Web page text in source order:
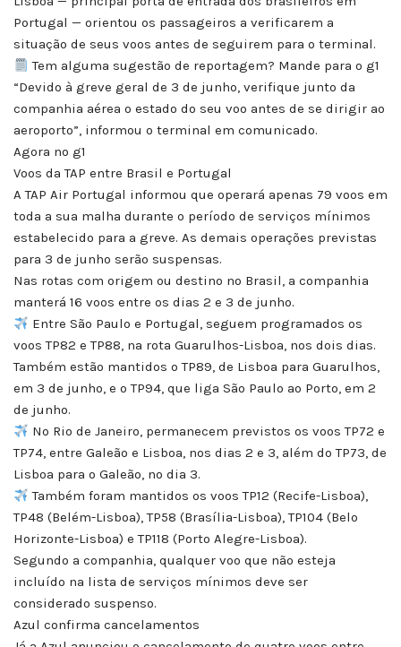
Portugal — orientou os passageiros a verificarem a
situação de seus voos antes de seguirem para o terminal.
Tem alguma sugestão de reportagem? Mande para o g1
“Devido à greve geral de 3 de junho, verifique junto da
companhia aérea o estado do seu voo antes de se dirigir ao
aeroporto”, informou o terminal em comunicado.
Agora no g1
Voos da TAP entre Brasil e Portugal
A TAP Air Portugal informou que operará apenas 79 voos em
toda a sua malha durante o período de serviços mínimos
estabelecido para a greve. As demais operações previstas
para 3 de junho serão suspensas.
Nas rotas com origem ou destino no Brasil, a companhia
manterá 16 voos entre os dias 2 e 3 de junho.
Entre São Paulo e Portugal, seguem programados os
voos TP82 e TP88, na rota Guarulhos-Lisboa, nos dois dias.
Também estão mantidos o TP89, de Lisboa para Guarulhos,
em 3 de junho, e o TP94, que liga São Paulo ao Porto, em 2
de junho.
No Rio de Janeiro, permanecem previstos os voos TP72 e
TP74, entre Galeão e Lisboa, nos dias 2 e 3, além do TP73, de
Lisboa para o Galeão, no dia 3.
Também foram mantidos os voos TP12 (Recife-Lisboa),
TP48 (Belém-Lisboa), TP58 (Brasília-Lisboa), TP104 (Belo
Horizonte-Lisboa) e TP118 (Porto Alegre-Lisboa).
Segundo a companhia, qualquer voo que não esteja
incluído na lista de serviços mínimos deve ser
considerado suspenso.
Azul confirma cancelamentos